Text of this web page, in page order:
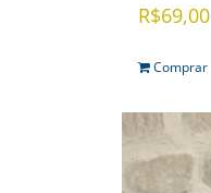
R$69,00
Comprar